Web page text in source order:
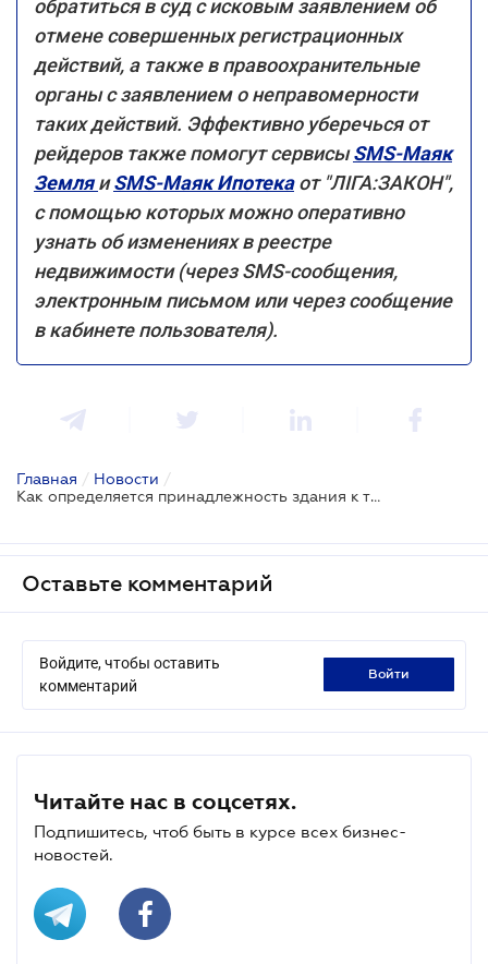
обратиться в суд с исковым заявлением об
отмене совершенных регистрационных
действий, а также в правоохранительные
органы с заявлением о неправомерности
таких действий. Эффективно уберечься от
рейдеров также помогут сервисыSMS-Маяк
ЗемляиSMS-Маяк Ипотека от "ЛІГА:ЗАКОН",
с помощью которых можно оперативно
узнать об изменениях в реестре
недвижимости (через SMS-сообщения,
электронным письмом или через сообщение
в кабинете пользователя).
Главная / Новости /
Как определяется принадлежность здания к тому или иному классу для целей налогообложения
Оставьте комментарий
Войдите, чтобы оставить
комментарий
войти
Читайте нас в соцсетях.
Подпишитесь, чтоб быть в курсе всех бизнес-
новостей.